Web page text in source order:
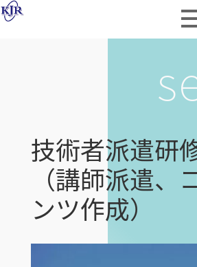
技術者派遣研
（講師派遣、
ンツ作成）